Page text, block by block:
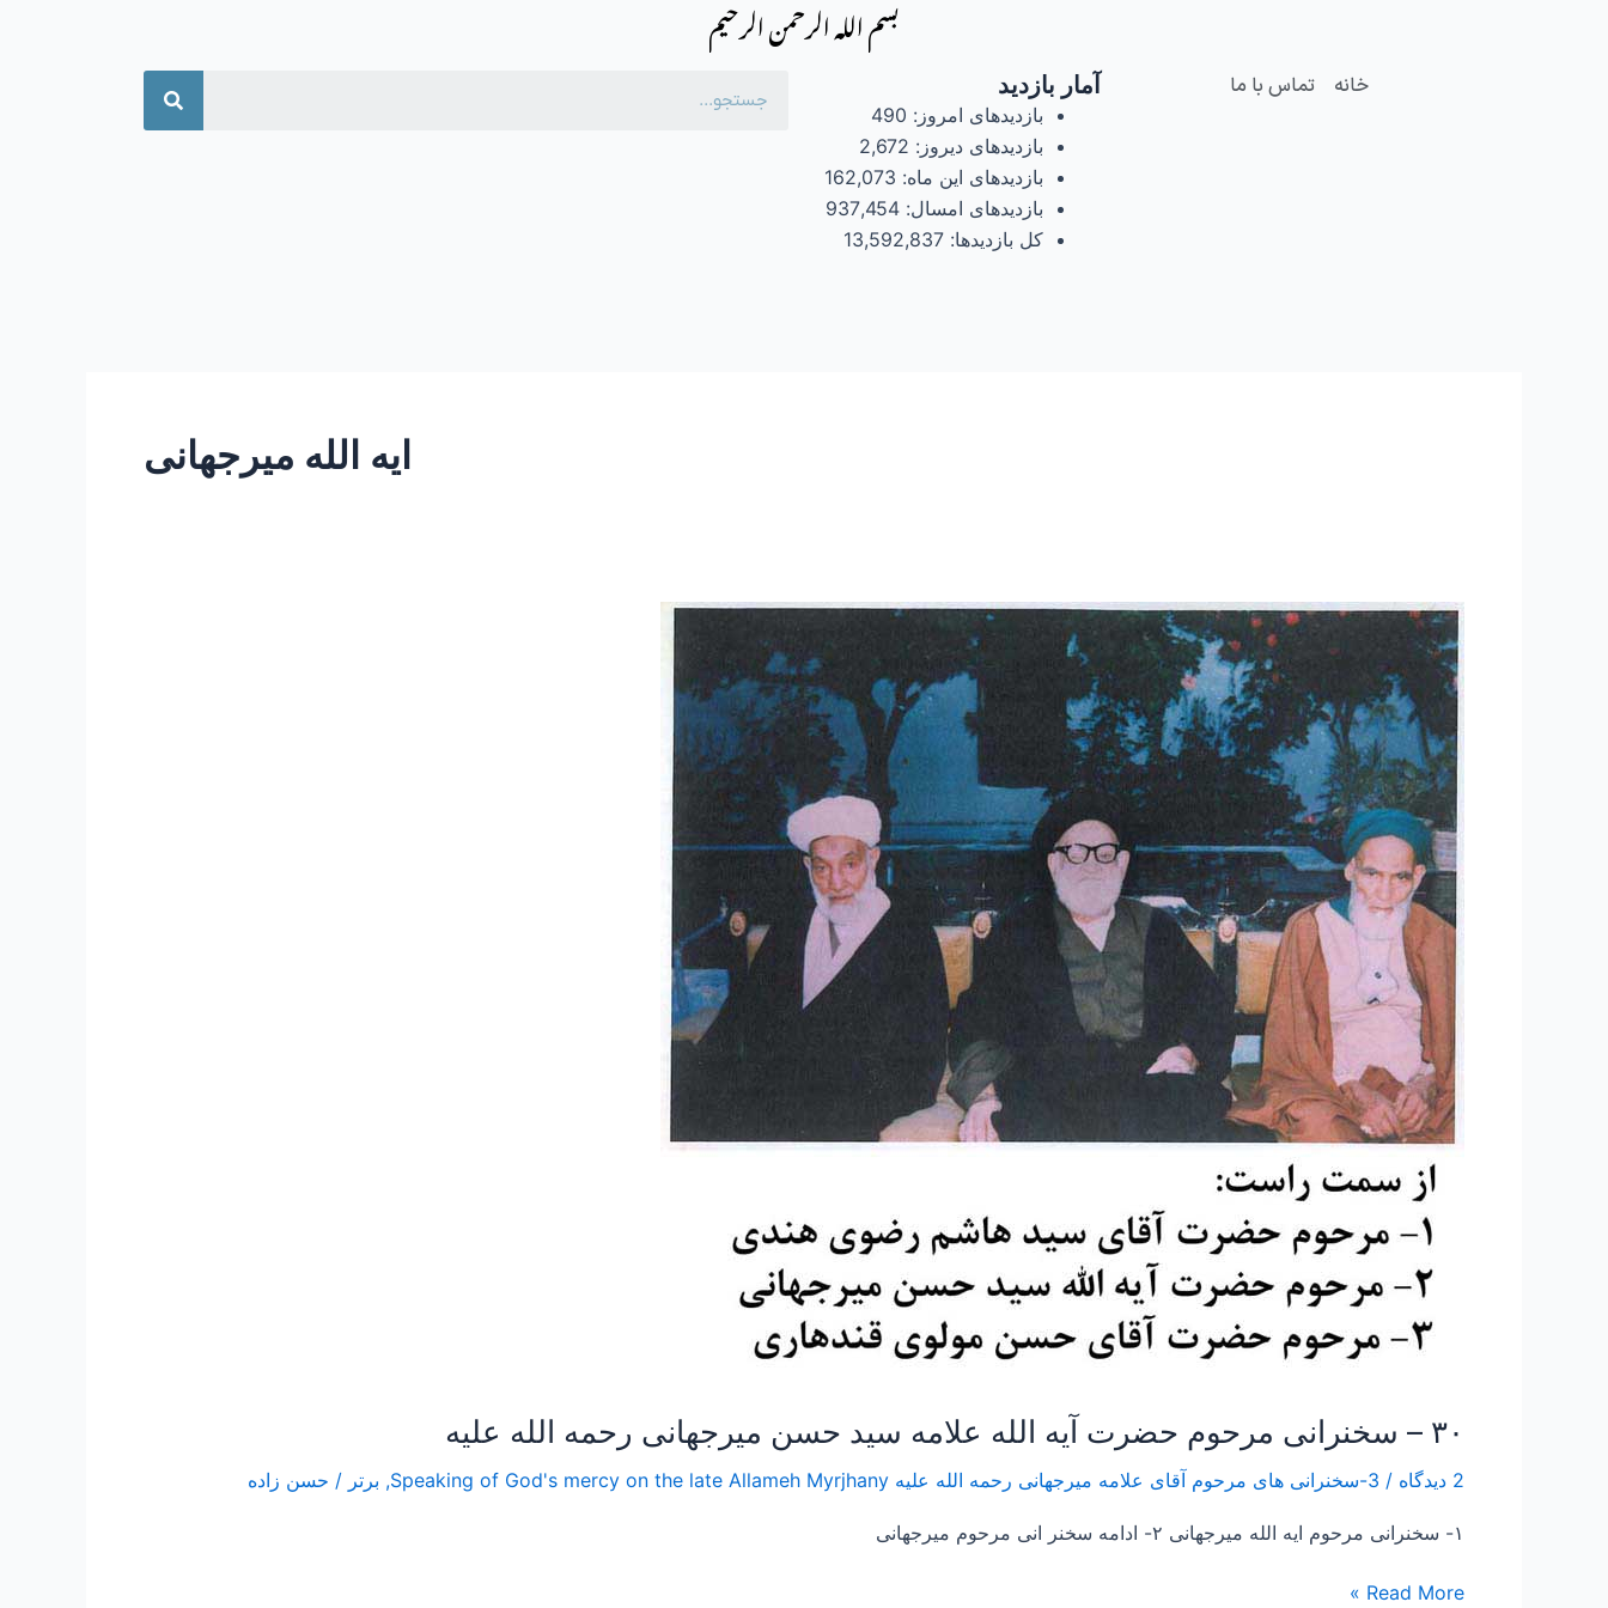
بسم الله الرحمن الرحیم
خانه تماس با ما آمار بازدید
بازدیدهای امروز: 490
بازدیدهای دیروز: 2,672
بازدیدهای این ماه: 162,073
بازدیدهای امسال:937,454
کل بازدیدها:13,592,837
جستجو
ایه الله میرجهانی
۳۰ – سخنرانی مرحوم حضرت آیه الله علامه سید حسن میرجهانی رحمه الله علیه
2 دیدگاه / 3-سخنرانی های مرحوم آقای علامه میرجهانی رحمه الله علیه Speaking of God's mercy on the late Allameh Myrjhany , برتر / حسن زاده
۱- سخنرانی مرحوم ایه الله میرجهانی ۲- ادامه سخنر انی مرحوم میرجهانی
۳۰
–
سخنرانی
مرحوم
حضرت
آیه
الله
علامه
سید
حسن
میرجهانی
رحمه
علیه
Read More »